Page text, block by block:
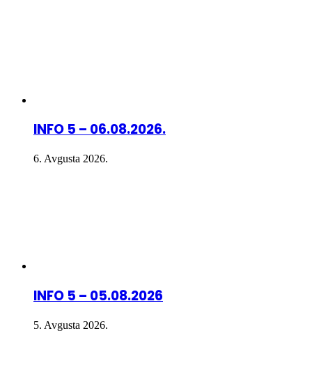
INFO 5 – 06.08.2026.
6. Avgusta 2026.
INFO 5 – 05.08.2026
5. Avgusta 2026.